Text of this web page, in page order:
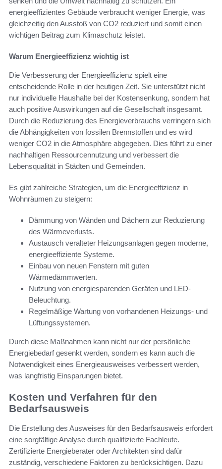
energieeffizientes Gebäude verbraucht weniger Energie, was
gleichzeitig den Ausstoß von CO2 reduziert und somit einen
wichtigen Beitrag zum Klimaschutz leistet.
Warum Energieeffizienz wichtig ist
Die Verbesserung der Energieeffizienz spielt eine
entscheidende Rolle in der heutigen Zeit. Sie unterstützt nicht
nur individuelle Haushalte bei der Kostensenkung, sondern hat
auch positive Auswirkungen auf die Gesellschaft insgesamt.
Durch die Reduzierung des Energieverbrauchs verringern sich
die Abhängigkeiten von fossilen Brennstoffen und es wird
weniger CO2 in die Atmosphäre abgegeben. Dies führt zu einer
nachhaltigen Ressourcennutzung und verbessert die
Lebensqualität in Städten und Gemeinden.
Es gibt zahlreiche Strategien, um die Energieeffizienz in
Wohnräumen zu steigern:
Dämmung von Wänden und Dächern zur Reduzierung
des Wärmeverlusts.
Austausch veralteter Heizungsanlagen gegen moderne,
energieeffiziente Systeme.
Einbau von neuen Fenstern mit guten
Wärmedämmwerten.
Nutzung von energiesparenden Geräten und LED-
Beleuchtung.
Regelmäßige Wartung von vorhandenen Heizungs- und
Lüftungssystemen.
Durch diese Maßnahmen kann nicht nur der persönliche
Energiebedarf gesenkt werden, sondern es kann auch die
Notwendigkeit eines Energieausweises verbessert werden,
was langfristig Einsparungen bietet.
Kosten und Verfahren für den
Bedarfsausweis
Die Erstellung des Ausweises für den Bedarfsausweis erfordert
eine sorgfältige Analyse durch qualifizierte Fachleute.
Zertifizierte Energieberater oder Architekten sind dafür
zuständig, verschiedene Faktoren zu berücksichtigen. Dazu